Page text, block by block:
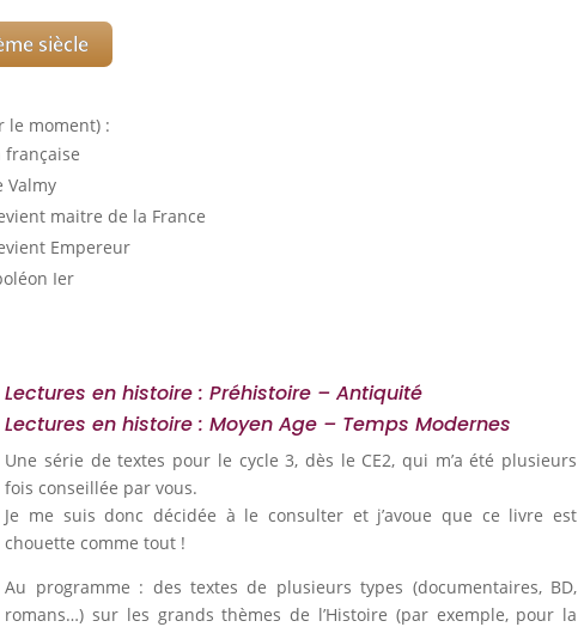
siècle
le moment) :
française
Valmy
maitre de la France
Empereur
Ier
Lectures en histoire : Préhistoire – Antiquité
Lectures en histoire : Moyen Age – Temps Modernes
Une série de textes pour le cycle 3, dès le CE2, qui m’a été plusieurs
fois conseillée par vous.
Je me suis donc décidée à le consulter et j’avoue que ce livre est
chouette comme tout !
Au programme : des textes de plusieurs types (documentaires, BD,
romans…) sur les grands thèmes de l’Histoire (par exemple, pour la